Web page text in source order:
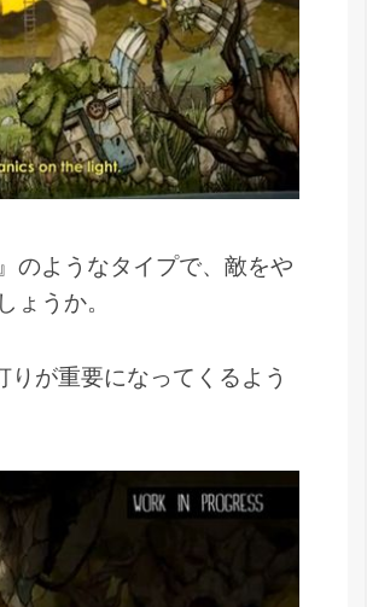
のようなタイプで、敵をや
ょうか。
りが重要になってくるよう